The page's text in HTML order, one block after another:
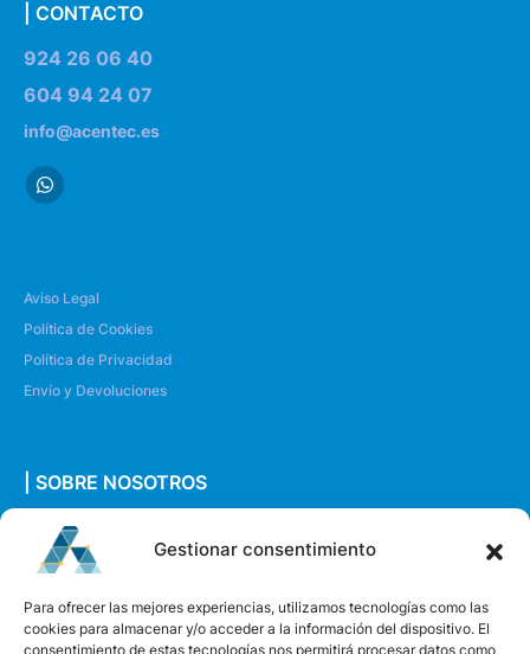
Gestionar consentimiento
Para ofrecer las mejores experiencias, utilizamos tecnologías como las
cookies para almacenar y/o acceder a la información del dispositivo. El
consentimiento de estas tecnologías nos permitirá procesar datos como
| CONTACTO
924 26 06 40
604 94 24 07
info@acentec.es
Aviso Legal
Política de Cookies
Política de Privacidad
Envío y Devoluciones
| SOBRE NOSOTROS
Quiénes somos
Envíanos un mensaje